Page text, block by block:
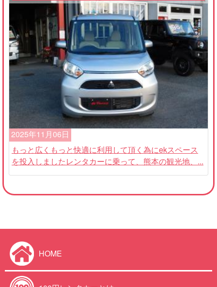
2025年11月06日
もっと広くもっと快適に利用して頂く為にekスペース
を投入しましたレンタカーに乗って、熊本の観光地、...
HOME